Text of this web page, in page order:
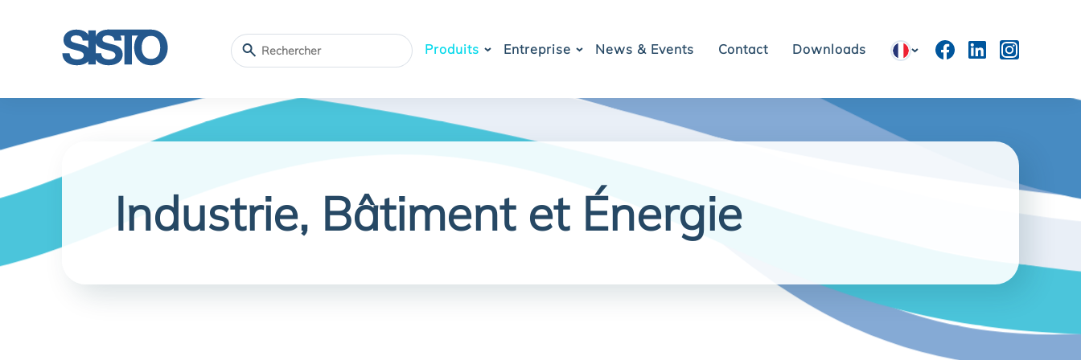
Produits Entreprise News & Events Contact Downloads
Industrie, Bâtiment et Énergie